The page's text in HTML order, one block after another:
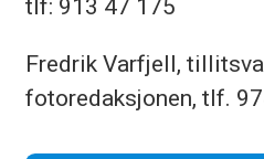
tlf: 913 47 175
Fredrik Varfjell,
fotoredaksjonen, tlf.